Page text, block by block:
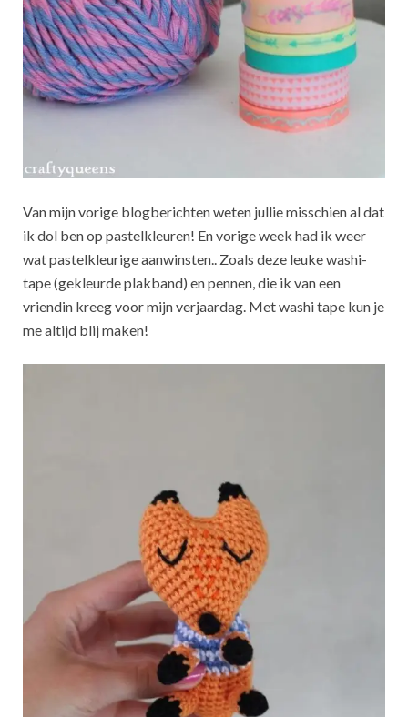
Van mijn vorige blogberichten weten jullie misschien al dat
ik dol ben op pastelkleuren! En vorige week had ik weer
wat pastelkleurige aanwinsten.. Zoals deze leuke washi-
tape (gekleurde plakband) en pennen, die ik van een
vriendin kreeg voor mijn verjaardag. Met washi tape kun je
me altijd blij maken!